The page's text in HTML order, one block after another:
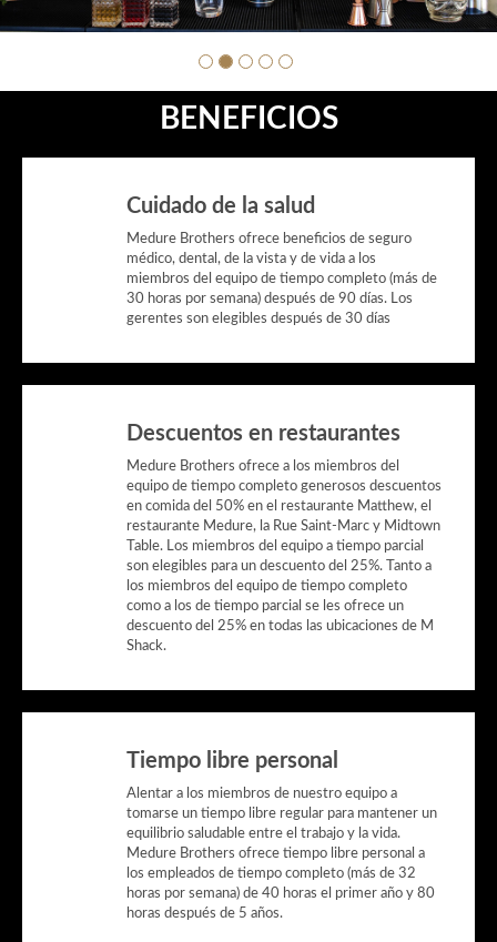
BENEFICIOS
Cuidado de la salud
Medure Brothers ofrece beneficios de seguro
médico, dental, de la vista y de vida a los
miembros del equipo de tiempo completo (más de
30 horas por semana) después de 90 días. Los
gerentes son elegibles después de 30 días
Descuentos en restaurantes
Medure Brothers ofrece a los miembros del
equipo de tiempo completo generosos descuentos
en comida del 50% en el restaurante Matthew, el
restaurante Medure, la Rue Saint-Marc y Midtown
Table. Los miembros del equipo a tiempo parcial
son elegibles para un descuento del 25%. Tanto a
los miembros del equipo de tiempo completo
como a los de tiempo parcial se les ofrece un
descuento del 25% en todas las ubicaciones de M
Shack.
Tiempo libre personal
Alentar a los miembros de nuestro equipo a
tomarse un tiempo libre regular para mantener un
equilibrio saludable entre el trabajo y la vida.
Medure Brothers ofrece tiempo libre personal a
los empleados de tiempo completo (más de 32
horas por semana) de 40 horas el primer año y 80
horas después de 5 años.